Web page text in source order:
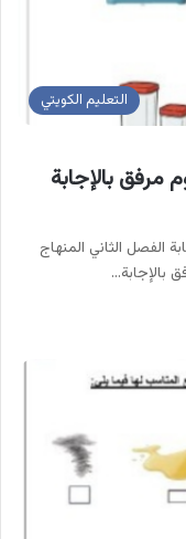
التعليم الكويتي
مرفق بالإجابة
الفصل الثاني المنهاج
بالإجابة…